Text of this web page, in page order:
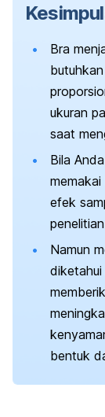
Bra
ukuran
saat
Bila
efek
Namun
diketahui
bentuk